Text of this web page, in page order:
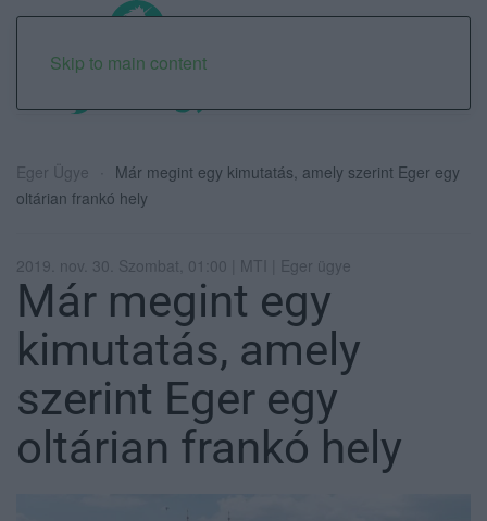
Skip to main content
Eger Ügye
Már megint egy kimutatás, amely szerint Eger egy
oltárian frankó hely
2019. nov. 30. Szombat, 01:00 | MTI | Eger ügye
Már megint egy
kimutatás, amely
szerint Eger egy
oltárian frankó hely